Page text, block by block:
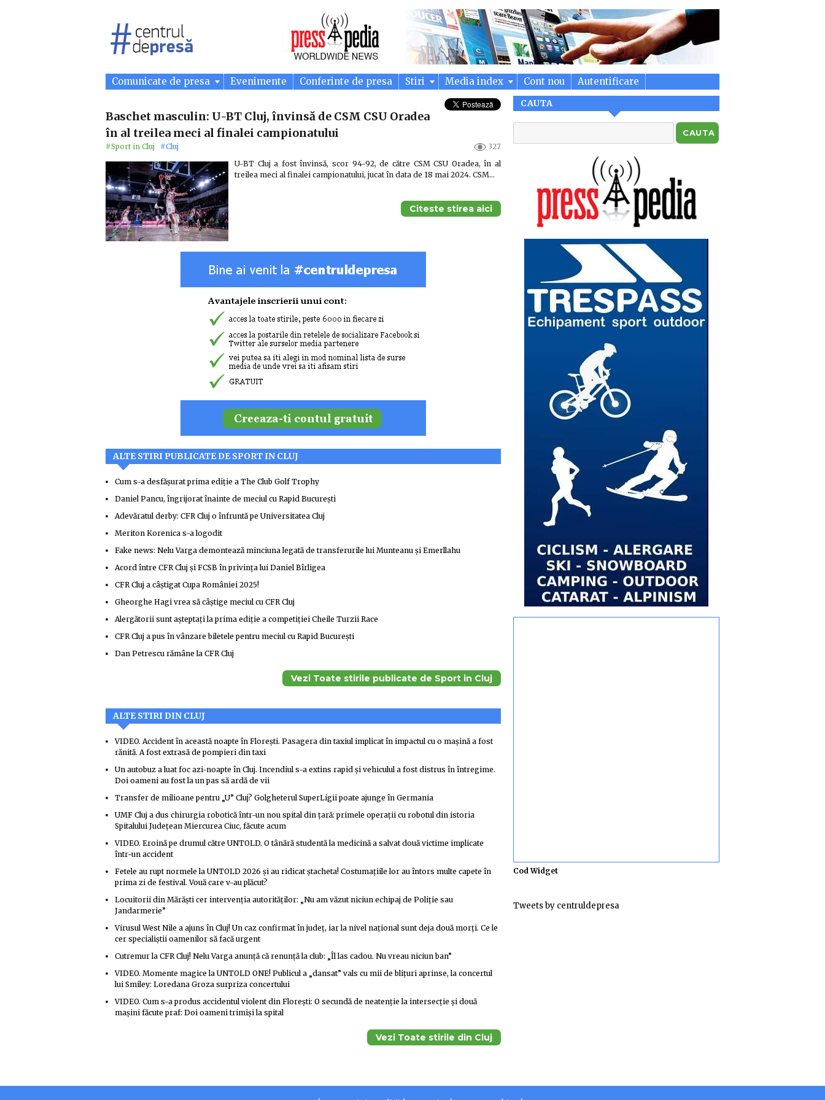
Comunicate de presa Evenimente Conferinte de presa Stiri Media index Cont nou Autentificare
Baschet masculin: U-BT Cluj, învinsă de CSM CSU Oradea
în al treilea meci al finalei campionatului
#Sport in Cluj #Cluj
327
U-BT Cluj a fost învinsă, scor 94-92, de către CSM CSU Oradea, în al
treilea meci al finalei campionatului, jucat în data de 18 mai 2024. CSM…
Citeste stirea aici
ALTE STIRI PUBLICATE DE SPORT IN CLUJ
Cum s-a desfășurat prima ediție a The Club Golf Trophy
Daniel Pancu, îngrijorat înainte de meciul cu Rapid București
Adevăratul derby: CFR Cluj o înfruntă pe Universitatea Cluj
Meriton Korenica s-a logodit
Fake news: Nelu Varga demontează minciuna legată de transferurile lui Munteanu și Emerllahu
Acord între CFR Cluj și FCSB în privința lui Daniel Bîrligea
CFR Cluj a câștigat Cupa României 2025!
Gheorghe Hagi vrea să câștige meciul cu CFR Cluj
Alergătorii sunt așteptați la prima ediție a competiției Cheile Turzii Race
CFR Cluj a pus în vânzare biletele pentru meciul cu Rapid București
Dan Petrescu rămâne la CFR Cluj
Vezi Toate stirile publicate de Sport in Cluj
ALTE STIRI DIN CLUJ
VIDEO. Accident în această noapte în Florești. Pasagera din taxiul implicat în impactul cu o mașină a fost
rănită. A fost extrasă de pompieri din taxi
Un autobuz a luat foc azi-noapte în Cluj. Incendiul s-a extins rapid și vehiculul a fost distrus în întregime.
Doi oameni au fost la un pas să ardă de vii
Transfer de milioane pentru „U” Cluj? Golgheterul SuperLigii poate ajunge în Germania
UMF Cluj a dus chirurgia robotică într-un nou spital din țară: primele operații cu robotul din istoria
Spitalului Județean Miercurea Ciuc, făcute acum
VIDEO. Eroină pe drumul către UNTOLD. O tânără studentă la medicină a salvat două victime implicate
într-un accident
Fetele au rupt normele la UNTOLD 2026 și au ridicat ștacheta! Costumațiile lor au întors multe capete în
prima zi de festival. Vouă care v-au plăcut?
Locuitorii din Mărăști cer intervenția autorităților: „Nu am văzut niciun echipaj de Poliție sau
Jandarmerie”
Virusul West Nile a ajuns în Cluj! Un caz confirmat în județ, iar la nivel național sunt deja două morți. Ce le
cer specialiștii oamenilor să facă urgent
Cutremur la CFR Cluj! Nelu Varga anunță că renunță la club: „Îl las cadou. Nu vreau niciun ban”
VIDEO. Momente magice la UNTOLD ONE! Publicul a „dansat” vals cu mii de blițuri aprinse, la concertul
lui Smiley: Loredana Groza surpriza concertului
VIDEO. Cum s-a produs accidentul violent din Florești: O secundă de neatenție la intersecție și două
mașini făcute praf: Doi oameni trimiși la spital
Vezi Toate stirile din Cluj
CAUTA
Cod Widget
Tweets by centruldepresa